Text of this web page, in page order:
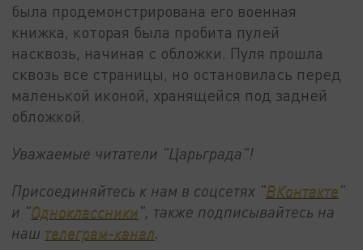
была продемонстрирована его военная
книжка, которая была пробита пулей
насквозь, начиная с обложки. Пуля прошла
сквозь все страницы, но остановилась перед
маленькой иконой, хранящейся под задней
обложкой.
Уважаемые читатели "Царьграда"!
Присоединяйтесь к нам в соцсетях "ВКонтакте"
и "Одноклассники", также подписывайтесь на
наш телеграм-канал